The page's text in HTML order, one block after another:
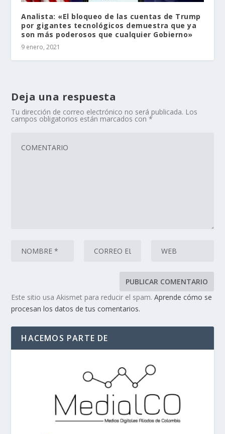
Analista: «El bloqueo de las cuentas de Trump
por gigantes tecnológicos demuestra que ya
son más poderosos que cualquier Gobierno»
9 enero, 2021
Deja una respuesta
Tu dirección de correo electrónico no será publicada. Los
campos obligatorios están marcados con*
Este sitio usa Akismet para reducir el spam.Aprende cómo se
procesan los datos de tus comentarios.
HACEMOS PARTE DE